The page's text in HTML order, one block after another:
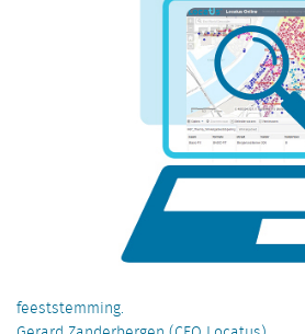
feeststemming.